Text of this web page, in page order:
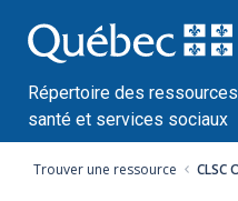
au
contenu
Répertoire des
santé et services sociaux
Trouver une ressource CLSC